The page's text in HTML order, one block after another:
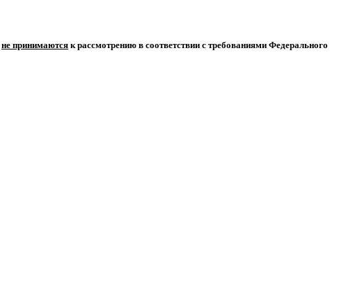
не принимаются к рассмотрению в соответствии с требованиями Федерального